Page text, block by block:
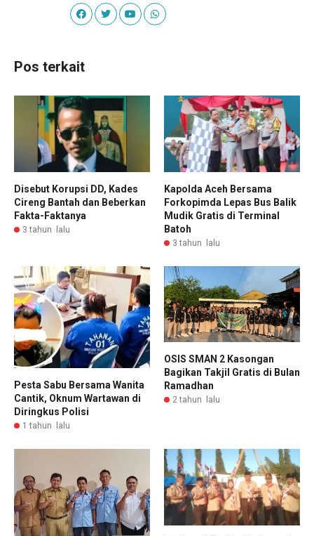
Pos terkait
Disebut Korupsi DD, Kades
Cireng Bantah dan Beberkan
Fakta-Faktanya
3 tahun lalu
Kapolda Aceh Bersama
Forkopimda Lepas Bus Balik
Mudik Gratis di Terminal
Batoh
3 tahun lalu
Pesta Sabu Bersama Wanita
Cantik, Oknum Wartawan di
Diringkus Polisi
1 tahun lalu
OSIS SMAN 2 Kasongan
Bagikan Takjil Gratis di Bulan
Ramadhan
2 tahun lalu